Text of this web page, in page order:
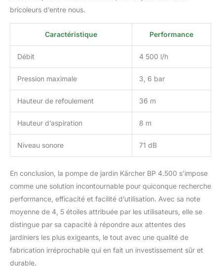
bricoleurs d’entre nous.
Caractéristique Performance
Débit 4 500 l/h
Pression maximale 3, 6 bar
Hauteur de refoulement 36 m
Hauteur d’aspiration 8 m
Niveau sonore 71 dB
En conclusion, la pompe de jardin Kärcher BP 4.500 s’impose
comme une solution incontournable pour quiconque recherche
performance, efficacité et facilité d’utilisation. Avec sa note
moyenne de 4, 5 étoiles attribuée par les utilisateurs, elle se
distingue par sa capacité à répondre aux attentes des
jardiniers les plus exigeants, le tout avec une qualité de
fabrication irréprochable qui en fait un investissement sûr et
durable.